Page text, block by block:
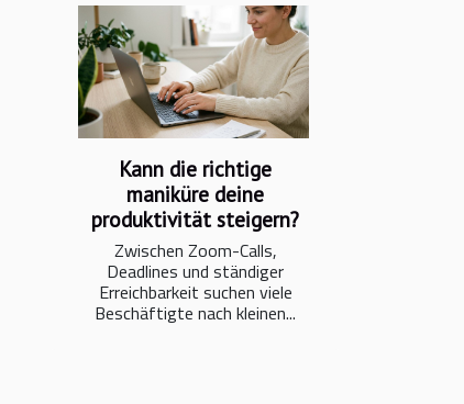
Kann die richtige
maniküre deine
produktivität steigern?
Zwischen Zoom-Calls,
Deadlines und ständiger
Erreichbarkeit suchen viele
Beschäftigte nach kleinen...